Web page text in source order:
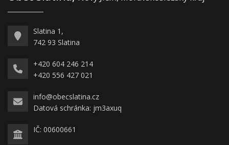
Slatina 1,
742 93 Slatina
+420 604 246 214
+420 556 427 021
info@obecslatina.cz
Datová schránka: jm3axuq
IČ: 00600661